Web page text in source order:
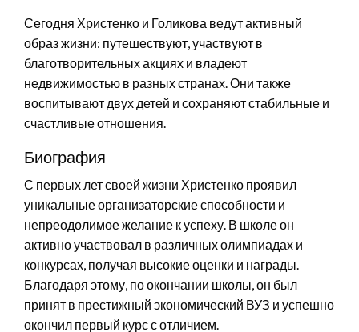
Сегодня Христенко и Голикова ведут активный
образ жизни: путешествуют, участвуют в
благотворительных акциях и владеют
недвижимостью в разных странах. Они также
воспитывают двух детей и сохраняют стабильные и
счастливые отношения.
Биография
С первых лет своей жизни Христенко проявил
уникальные организаторские способности и
непреодолимое желание к успеху. В школе он
активно участвовал в различных олимпиадах и
конкурсах, получая высокие оценки и награды.
Благодаря этому, по окончании школы, он был
принят в престижный экономический ВУЗ и успешно
окончил первый курс с отличием.